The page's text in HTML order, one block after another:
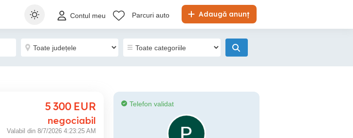
Adaugă anunț
Contul meu Parcuri auto
5 300 EUR
negociabil
Valabil din 8/7/2026 4:23:25 AM
Telefon validat